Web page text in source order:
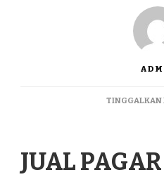
TINGGALKAN
JUAL